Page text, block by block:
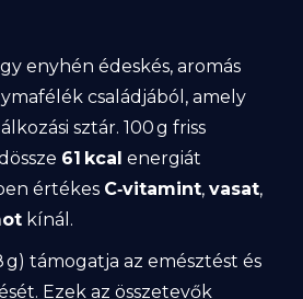
enyhén édeskés, aromás
családjából, amely
sztár. 100 g friss
61 kcal energiát
értékes C‑vitamint,vasat,
kínál.
g) támogatja az emésztést és
Ezek az összetevők